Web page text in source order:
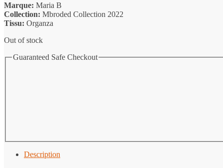
Marque: Maria B
Collection: Mbroded Collection 2022
Tissu: Organza
Out of stock
Guaranteed Safe Checkout
Description